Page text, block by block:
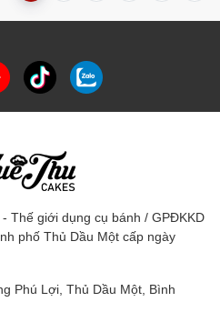
Thế giới dụng cụ bánh / GPĐKKD
phố Thủ Dầu Một cấp ngày
Phú Lợi, Thủ Dầu Một, Bình